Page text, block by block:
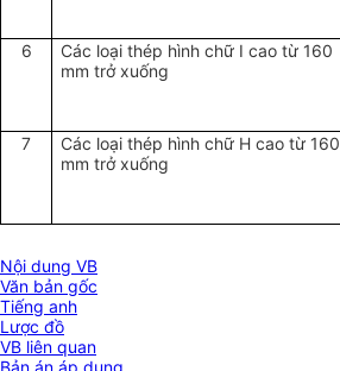
6
Các loại thép hình chữ I cao từ 160
mm trở xuống
7
Các loại thép hình chữ H cao từ 160
mm trở xuống
Nội dung VB
Văn bản gốc
Tiếng anh
Lược đồ
VB liên quan
Bản án áp dụng